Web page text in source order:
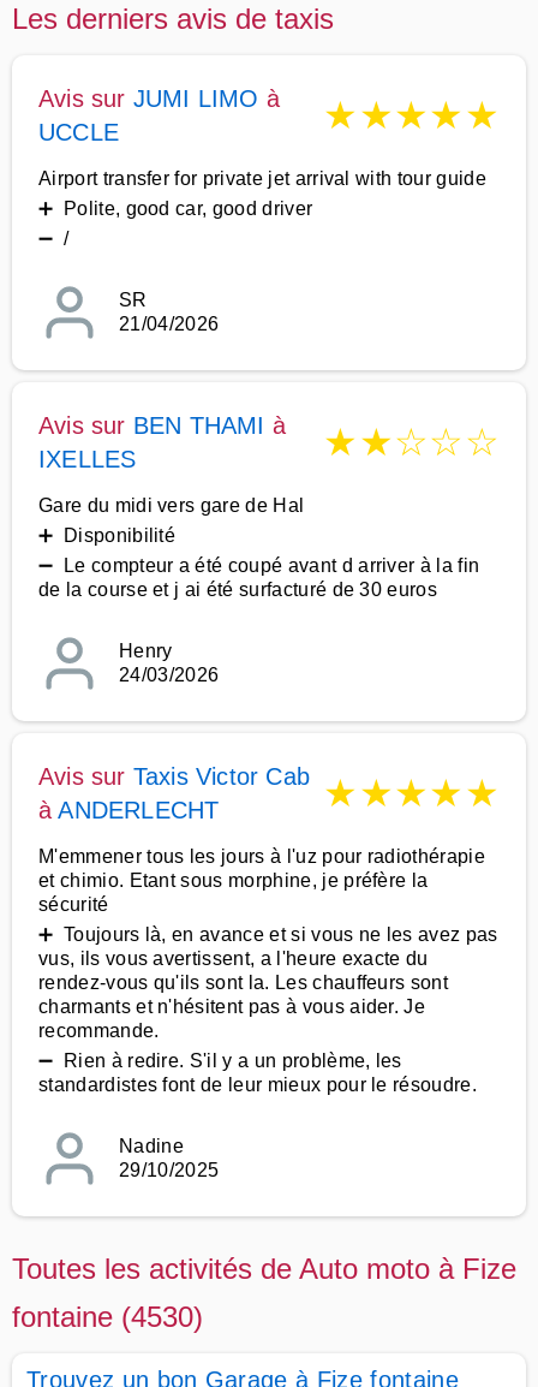
Les derniers avis de taxis
Avis sur JUMI LIMO à
UCCLE
★★★★★
Airport transfer for private jet arrival with tour guide
➕ Polite, good car, good driver
➖ /
SR
21/04/2026
Avis sur BEN THAMI à
IXELLES
★★☆☆☆
Gare du midi vers gare de Hal
➕ Disponibilité
➖ Le compteur a été coupé avant d arriver à la fin
de la course et j ai été surfacturé de 30 euros
Henry
24/03/2026
Avis sur Taxis Victor Cab
àANDERLECHT ★★★★★
M'emmener tous les jours à l'uz pour radiothérapie
et chimio. Etant sous morphine, je préfère la
sécurité
➕ Toujours là, en avance et si vous ne les avez pas
vus, ils vous avertissent, a l'heure exacte du
rendez-vous qu'ils sont la. Les chauffeurs sont
charmants et n'hésitent pas à vous aider. Je
recommande.
➖ Rien à redire. S'il y a un problème, les
standardistes font de leur mieux pour le résoudre.
Nadine
29/10/2025
Toutes les activités de Auto moto à Fize
fontaine (4530)
Trouvez un bon Garage à Fize fontaine